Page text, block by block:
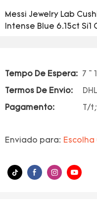
Messi Jewelry Lab
Intense Blue 6.15ct Si1
Tempo De Espera: 7 ~
Termos De Envio:
Pagamento: T/
Enviado para: